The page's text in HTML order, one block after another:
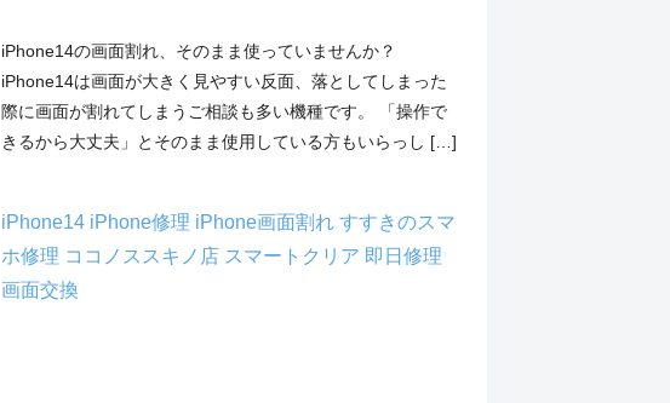
iPhone14の画面割れ、そのまま使っていませんか？
iPhone14は画面が大きく見やすい反面、落としてしまった
際に画面が割れてしまうご相談も多い機種です。 「操作で
きるから大丈夫」とそのまま使用している方もいらっし […]
iPhone14 iPhone修理 iPhone画面割れ すすきのスマ
ホ修理 ココノススキノ店 スマートクリア 即日修理
画面交換